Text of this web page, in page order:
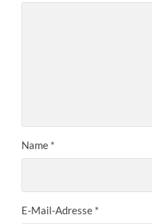
Name *
E-Mail-Adresse *